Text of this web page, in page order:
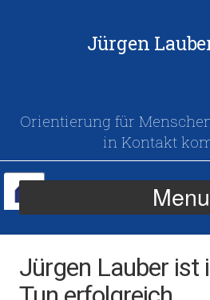
Jürgen
Orientierung für
in Kontakt
Menu
Jürgen Lauber ist